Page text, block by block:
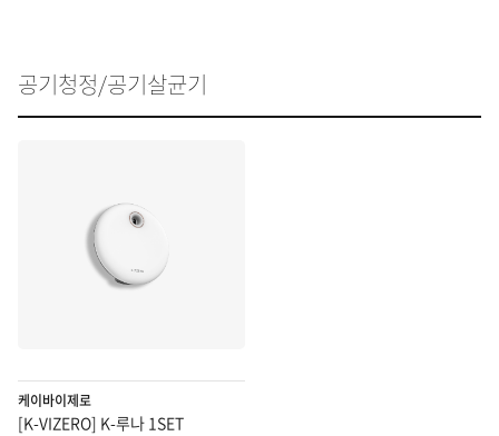
공기청정/공기살균기
케이바이제로
[K-VIZERO] K-루나 1SET